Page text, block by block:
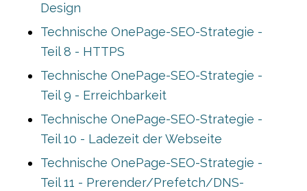
Design
Technische OnePage-SEO-Strategie -
Teil 8 - HTTPS
Technische OnePage-SEO-Strategie -
Teil 9 - Erreichbarkeit
Technische OnePage-SEO-Strategie -
Teil 10 - Ladezeit der Webseite
Technische OnePage-SEO-Strategie -
Teil 11 - Prerender/Prefetch/DNS-